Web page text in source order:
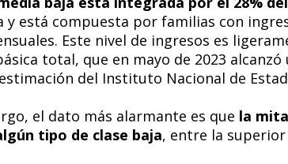
y está compuesta por familias con
Este nivel de ingresos es
total, que en mayo de 2023 alcanzó
del Instituto Nacional de
el dato más alarmante es que la
tipo de clase baja, entre la